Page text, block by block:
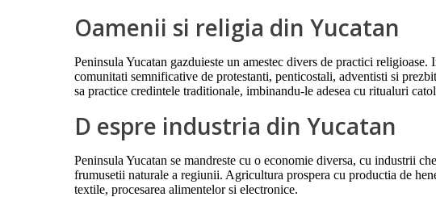
Oamenii si religia din Yucatan
Peninsula Yucatan gazduieste un amestec divers de practici
comunitati semnificative de protestanti, penticostali, adventisti si
sa practice credintele traditionale, imbinandu-le adesea cu ritualuri
D espre industria din Yucatan
Peninsula Yucatan se mandreste cu o economie diversa, cu industrii
frumusetii naturale a regiunii. Agricultura prospera cu productia de
textile, procesarea alimentelor si electronice.